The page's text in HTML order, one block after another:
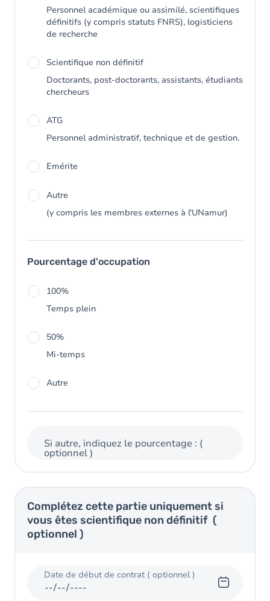
Personnel académique ou assimilé, scientifiques
définitifs (y compris statuts FNRS), logisticiens
de recherche
Scientifique non définitif
Doctorants, post-doctorants, assistants, étudiants
chercheurs
ATG
Personnel administratif, technique et de gestion.
Emérite
Autre
(y compris les membres externes à l'UNamur)
Pourcentage d'occupation
100%
Temps plein
50%
Mi-temps
Autre
Si autre, indiquez le pourcentage : (
optionnel )
Complétez cette partie uniquement si
vous êtes scientifique non définitif (
optionnel )
Date de début de contrat ( optionnel )